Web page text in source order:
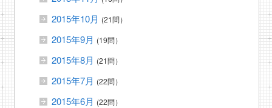
2015年10月 (21問）
2015年9月 (19問）
2015年8月 (21問）
2015年7月 (22問）
2015年6月 (22問）